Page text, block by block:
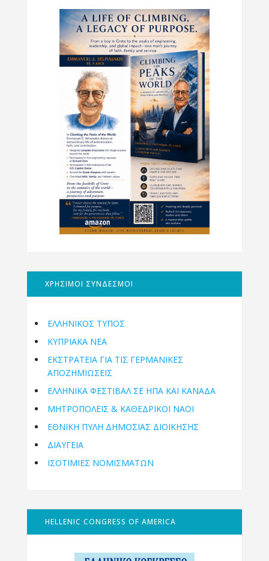
ΧΡΗΣΙΜΟΙ ΣΥΝΔΕΣΜΟΙ
ΕΛΛΗΝΙΚΟΣ ΤΥΠΟΣ
ΚΥΠΡΙΑΚΑ ΝΕΑ
ΕΚΣΤΡΑΤΕΙΑ ΓΙΑ ΤΙΣ ΓΕΡΜΑΝΙΚΕΣ
ΑΠΟΖΗΜΙΩΣΕΙΣ
ΕΛΛΗΝΙΚΆ ΦΕΣΤΙΒΆΛ ΣΕ ΗΠΑ ΚΑΙ ΚΑΝΑΔΑ
ΜΗΤΡΟΠΌΛΕΙΣ & ΚΑΘΕΔΡΙΚΟΊ ΝΑΟΊ
ΕΘΝΙΚΉ ΠΎΛΗ ΔΗΜΌΣΙΑΣ ΔΙΟΊΚΗΣΗΣ
ΔΙΑΥΓΕΙΑ
ΙΣΟΤΙΜΙΕΣ ΝΟΜΙΣΜΑΤΩΝ
HELLENIC CONGRESS OF AMERICA